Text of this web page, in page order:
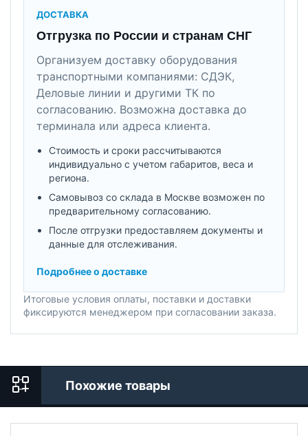
ДОСТАВКА
Отгрузка по России и странам СНГ
Организуем доставку оборудования
транспортными компаниями: СДЭК,
Деловые линии и другими ТК по
согласованию. Возможна доставка до
терминала или адреса клиента.
Стоимость и сроки рассчитываются
индивидуально с учетом габаритов, веса и
региона.
Самовывоз со склада в Москве возможен по
предварительному согласованию.
После отгрузки предоставляем документы и
данные для отслеживания.
Подробнее о доставке
Итоговые условия оплаты, поставки и доставки
фиксируются менеджером при согласовании заказа.
Похожие товары